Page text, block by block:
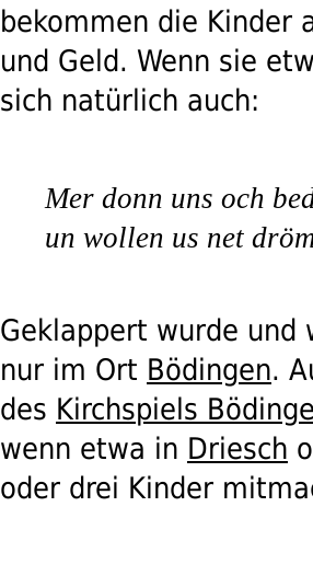
bekommen die Kinder
und Geld. Wenn sie
sich natürlich auch:
Mer donn uns och
un wollen us net
Geklappert wurde
nur im Ort Bödingen.
des Kirchspiels
wenn etwa in Driesch
oder drei Kinder